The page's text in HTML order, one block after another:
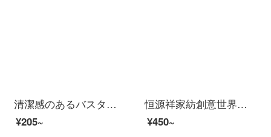
清潔感のあるバスタオル男性純綿成人男女家庭用吸水速乾軟新疆長綿包巾ホテル大浴タオルW 0599薄い灰（A類標準/柔らかくて厚い/強い吸水）
¥205~
恒源祥家紡創意世界家庭用純綿刺繍タオル柔軟吸水綿バスタオル大人男女通用創意世界バスタオル2092-ブラウン70 cm×140 cm（一本入り）
¥450~